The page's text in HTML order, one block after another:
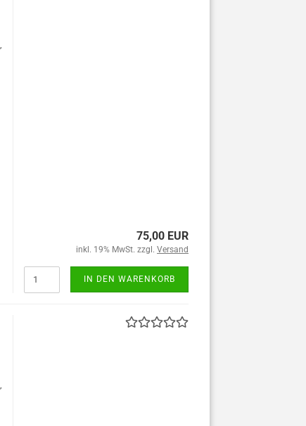
75,00 EUR
inkl. 19% MwSt. zzgl. Versand
IN DEN WARENKORB